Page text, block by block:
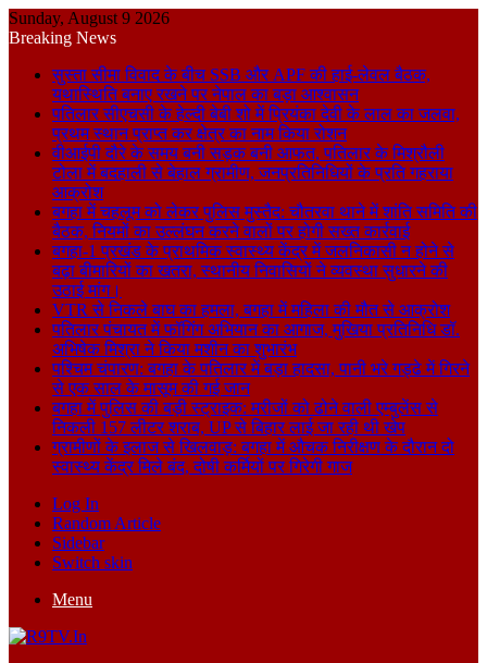
Sunday, August 9 2026
Breaking News
सुस्ता सीमा विवाद के बीच SSB और APF की हाई-लेवल बैठक,
यथास्थिति बनाए रखने पर नेपाल का बड़ा आश्वासन
पतिलार सीएचसी के हेल्दी बेबी शो में प्रियंका देवी के लाल का जलवा,
प्रथम स्थान प्राप्त कर क्षेत्र का नाम किया रोशन
वीआईपी दौरे के समय बनी सड़क बनी आफत, पतिलार के मिश्रौली
टोला में बदहाली से बेहाल ग्रामीण, जनप्रतिनिधियों के प्रति गहराया
आक्रोश
बगहा में चहलूम को लेकर पुलिस मुस्तैद: चौतरवा थाने में शांति समिति की
बैठक, नियमों का उल्लंघन करने वालों पर होगी सख्त कार्रवाई
बगहा-1 प्रखंड के प्राथमिक स्वास्थ्य केंद्र में जलनिकासी न होने से
बढ़ा बीमारियों का खतरा, स्थानीय निवासियों ने व्यवस्था सुधारने की
उठाई मांग।
VTR से निकले बाघ का हमला, बगहा में महिला की मौत से आक्रोश
पतिलार पंचायत में फॉगिंग अभियान का आगाज, मुखिया प्रतिनिधि डॉ.
अभिषेक मिश्रा ने किया मशीन का शुभारंभ
पश्चिम चंपारण: बगहा के पतिलार में बड़ा हादसा, पानी भरे गड्ढे में गिरने
से एक साल के मासूम की गई जान
बगहा में पुलिस की बड़ी स्ट्राइक: मरीजों को ढोने वाली एम्बुलेंस से
निकली 157 लीटर शराब, UP से बिहार लाई जा रही थी खेप
ग्रामीणों के इलाज से खिलवाड़: बगहा में औचक निरीक्षण के दौरान दो
स्वास्थ्य केंद्र मिले बंद, दोषी कर्मियों पर गिरेगी गाज
Log In
Random Article
Sidebar
Switch skin
Menu